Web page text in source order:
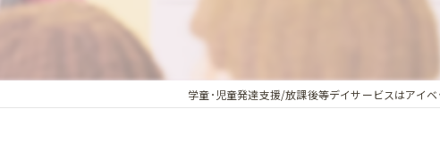
学童･児童発達支援/放課後等デイサービスはアイ